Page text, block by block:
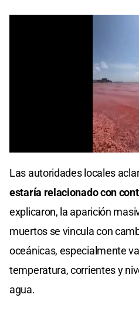
of
seconds
Las autoridades locales
estaría relacionado con
explicaron, la aparición
muertos se vincula con
oceánicas, especialmente
temperatura, corrientes y
agua.